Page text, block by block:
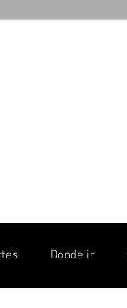
Donde ir